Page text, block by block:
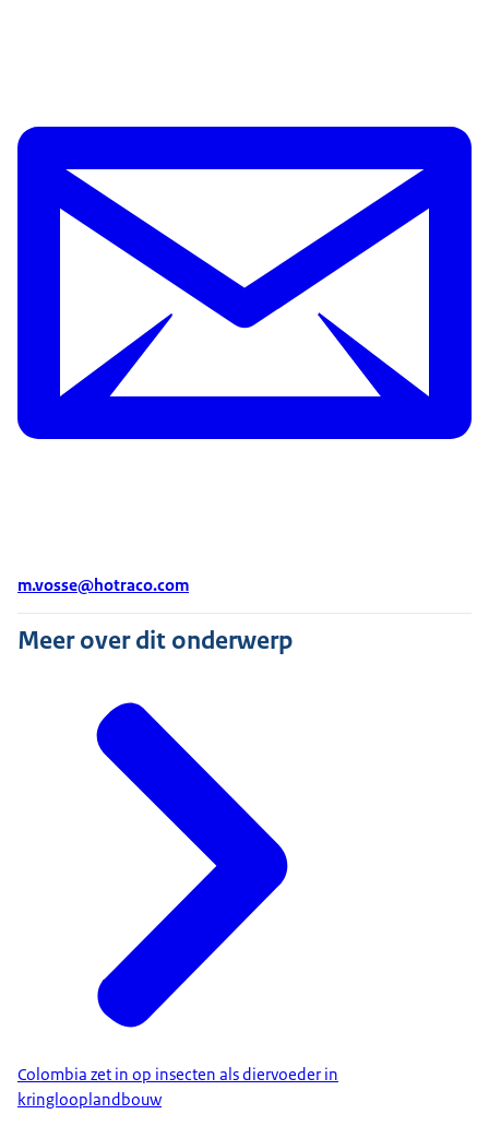
m.vosse@hotraco.com
Meer over dit onderwerp
Colombia zet in op insecten als diervoeder in
kringlooplandbouw